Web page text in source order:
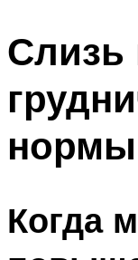
Слизь
нормы
Когда